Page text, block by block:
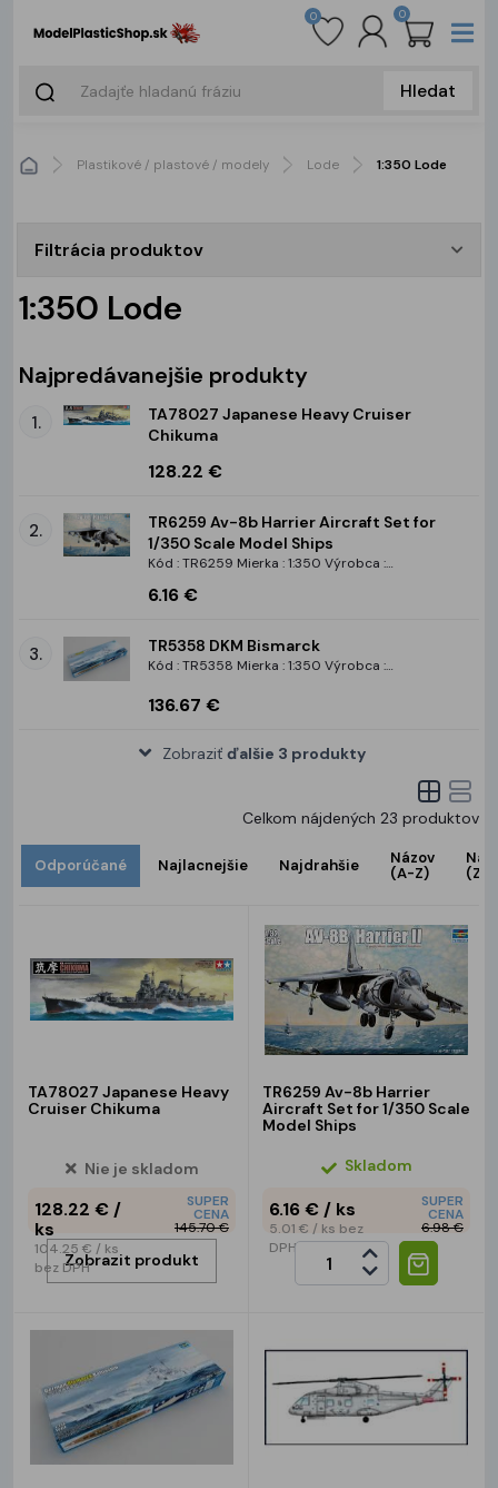
Hledat
0 0
Plastikové / plastové / modely Lode 1:350 Lode
Filtrácia produktov
1:350 Lode
Najpredávanejšie produkty
1.
TA78027 Japanese Heavy Cruiser
Chikuma
128.22 €
2.
TR6259 Av-8b Harrier Aircraft Set for
1/350 Scale Model Ships
Kód : TR6259 Mierka : 1:350 Výrobca :
6.16 €
3. TR5358 DKM Bismarck
Kód : TR5358 Mierka : 1:350 Výrobca :
136.67 €
Zobraziť ďalšie 3 produkty
Celkom nájdených 23 produktov
Odporúčané Najlacnejšie Najdrahšie
Názov
(A-Z)
(Z-
TA78027 Japanese Heavy
Cruiser Chikuma
Nie je skladom
128.22 €/
ks
104.25 € / ks
bez DPH
SUPER
CENA
145.70 €
Zobrazit produkt
TR6259 Av-8b Harrier
Aircraft Set for 1/350 Scale
Model Ships
Skladom
6.16 €/ ks
5.01 € / ks bez
DPH
SUPER
CENA
6.98 €